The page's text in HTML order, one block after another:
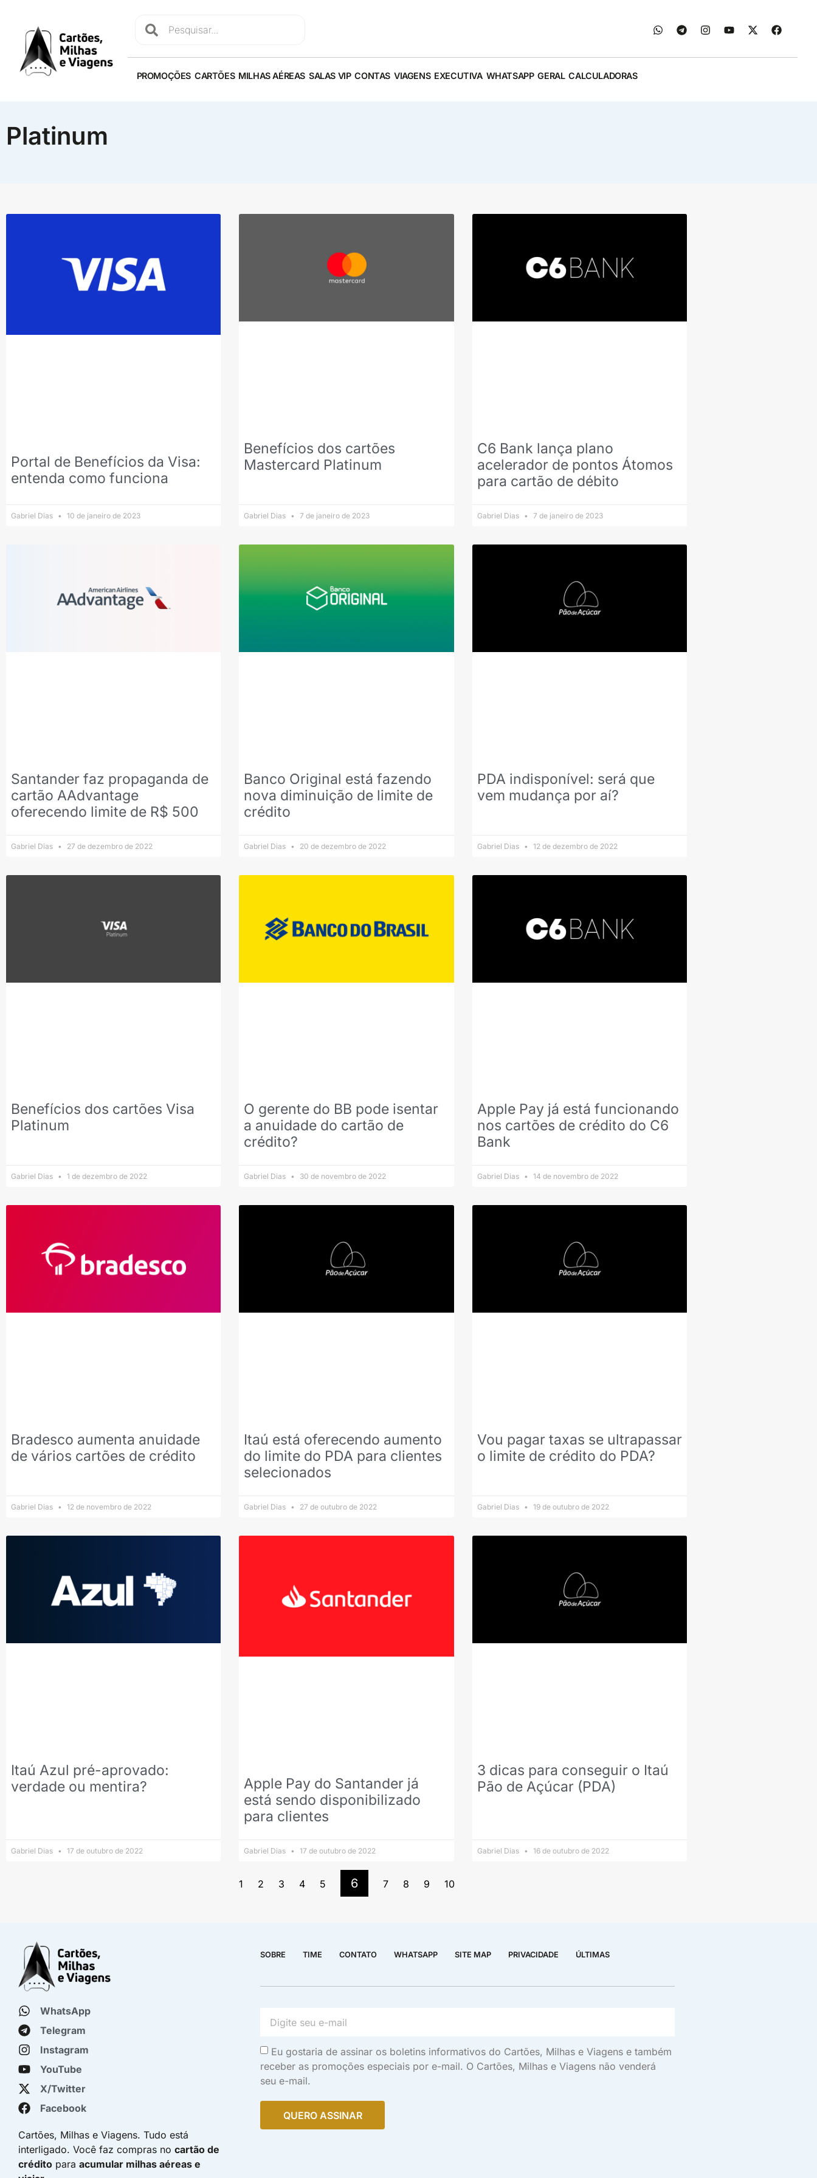
PROMOÇÕES CARTÕES MILHAS AÉREAS SALAS VIP CONTAS VIAGENS EXECUTIVA WHATSAPP GERAL CALCULADORAS
Platinum
Portal de Benefícios da Visa:
entenda como funciona
Gabriel Dias 10 de janeiro de 2023
Benefícios dos cartões
Mastercard Platinum
Gabriel Dias 7 de janeiro de 2023
C6 Bank lança plano
acelerador de pontos Átomos
para cartão de débito
Gabriel Dias 7 de janeiro de 2023
Santander faz propaganda de
cartão AAdvantage
oferecendo limite de R$ 500
Gabriel Dias 27 de dezembro de 2022
Banco Original está fazendo
nova diminuição de limite de
crédito
Gabriel Dias 20 de dezembro de 2022
PDA indisponível: será que
vem mudança por aí?
Gabriel Dias 12 de dezembro de 2022
Benefícios dos cartões Visa
Platinum
Gabriel Dias 1 de dezembro de 2022
O gerente do BB pode isentar
a anuidade do cartão de
crédito?
Gabriel Dias 30 de novembro de 2022
Apple Pay já está funcionando
nos cartões de crédito do C6
Bank
Gabriel Dias 14 de novembro de 2022
Bradesco aumenta anuidade
de vários cartões de crédito
Gabriel Dias 12 de novembro de 2022
Itaú está oferecendo aumento
do limite do PDA para clientes
selecionados
Gabriel Dias 27 de outubro de 2022
Vou pagar taxas se ultrapassar
o limite de crédito do PDA?
Gabriel Dias 19 de outubro de 2022
Itaú Azul pré-aprovado:
verdade ou mentira?
Gabriel Dias 17 de outubro de 2022
Apple Pay do Santander já
está sendo disponibilizado
para clientes
Gabriel Dias 17 de outubro de 2022
3 dicas para conseguir o Itaú
Pão de Açúcar (PDA)
Gabriel Dias 16 de outubro de 2022
1 2 3 4 5 6 7 8 9 10
WhatsApp
Telegram
Instagram
YouTube
X/Twitter
Facebook
Cartões, Milhas e Viagens. Tudo está
interligado. Você faz compras no cartão de
crédito para acumular milhas aéreas e
SOBRE TIME CONTATO WHATSAPP SITE MAP PRIVACIDADE ÚLTIMAS
Eu gostaria de assinar os boletins informativos do Cartões, Milhas e Viagens e também
receber as promoções especiais por e-mail. O Cartões, Milhas e Viagens não venderá
seu e-mail.
QUERO ASSINAR